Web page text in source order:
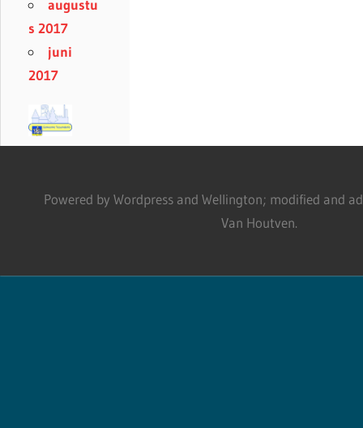
augustu
s 2017
juni
2017
Powered by Wordpress and Wellington; modified and
Van Houtven.